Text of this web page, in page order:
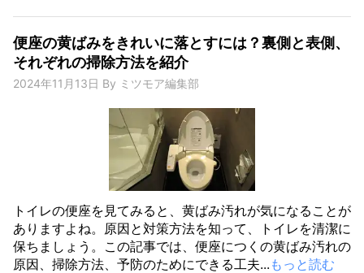
便座の黄ばみをきれいに落とすには？裏側と表側、
それぞれの掃除方法を紹介
2024年11月13日 By ミツモア編集部
トイレの便座を見てみると、黄ばみ汚れが気になることが
ありますよね。原因と対策方法を知って、トイレを清潔に
保ちましょう。この記事では、便座につくの黄ばみ汚れの
原因、掃除方法、予防のためにできる工夫... もっと読む